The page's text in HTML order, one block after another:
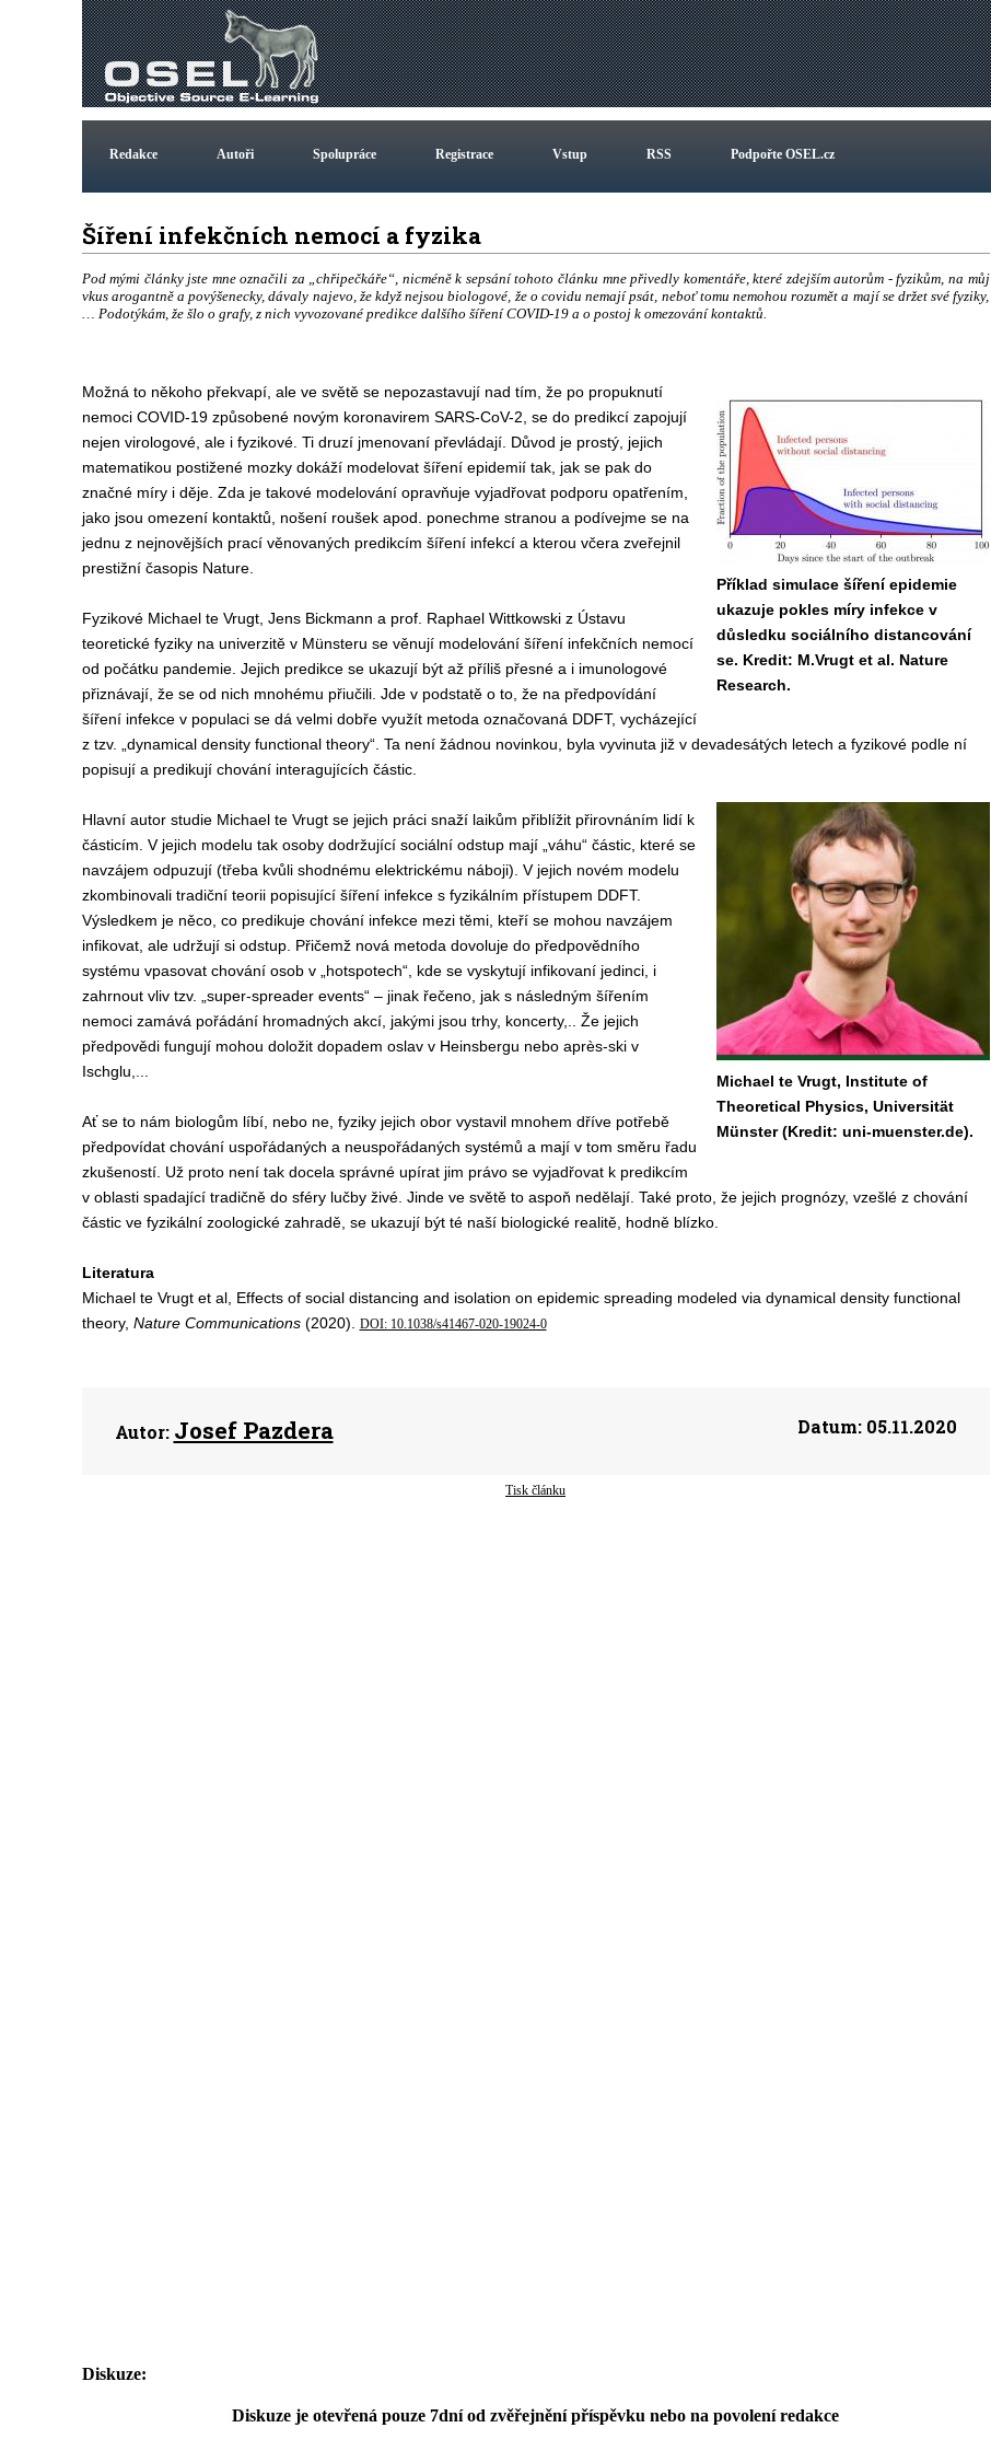
Redakce Autoři Spolupráce Registrace Vstup RSS Podpořte OSEL.cz
Šíření infekčních nemocí a fyzika
Pod mými články jste mne označili za „chřipečkáře“, nicméně k sepsání tohoto článku mne přivedly komentáře, které zdejším autorům - fyzikům, na můj
vkus arogantně a povýšenecky, dávaly najevo, že když nejsou biologové, že o covidu nemají psát, neboť tomu nemohou rozumět a mají se držet své fyziky,
… Podotýkám, že šlo o grafy, z nich vyvozované predikce dalšího šíření COVID-19 a o postoj k omezování kontaktů.
Příklad simulace šíření epidemie
ukazuje pokles míry infekce v
důsledku sociálního distancování
se. Kredit: M.Vrugt et al. Nature
Research.
Možná to někoho překvapí, ale ve světě se nepozastavují nad tím, že po propuknutí
nemoci COVID-19 způsobené novým koronavirem SARS-CoV-2, se do predikcí zapojují
nejen virologové, ale i fyzikové. Ti druzí jmenovaní převládají. Důvod je prostý, jejich
matematikou postižené mozky dokáží modelovat šíření epidemií tak, jak se pak do
značné míry i děje. Zda je takové modelování opravňuje vyjadřovat podporu opatřením,
jako jsou omezení kontaktů, nošení roušek apod. ponechme stranou a podívejme se na
jednu z nejnovějších prací věnovaných predikcím šíření infekcí a kterou včera zveřejnil
prestižní časopis Nature.
Fyzikové Michael te Vrugt, Jens Bickmann a prof. Raphael Wittkowski z Ústavu
teoretické fyziky na univerzitě v Münsteru se věnují modelování šíření infekčních nemocí
od počátku pandemie. Jejich predikce se ukazují být až příliš přesné a iimunologové
přiznávají, že se od nich mnohému přiučili. Jde v podstatě o to, že na předpovídání
šíření infekce v populaci se dá velmi dobře využít metoda označovaná DDFT, vycházející
z tzv. „dynamical density functional theory“. Ta není žádnou novinkou, byla vyvinuta již v devadesátých letech a fyzikové podle ní
popisujía predikujíchování interagujících částic.
Michael te Vrugt, Institute of
Theoretical Physics, Universität
Münster (Kredit: uni-muenster.de).
Hlavní autor studie Michael te Vrugt se jejich práci snaží laikům přiblížit přirovnáním lidí k
částicím. V jejich modelu tak osoby dodržující sociální odstupmají „váhu“ částic, které se
navzájem odpuzují (třeba kvůli shodnému elektrickému náboji). V jejich novém modelu
zkombinovali tradiční teorii popisující šíření infekce s fyzikálním přístupem DDFT.
Výsledkem je něco, co predikuje chování infekce mezi těmi, kteří se mohou navzájem
infikovat, ale udržují si odstup. Přičemž nová metoda dovoluje do předpovědního
systému vpasovat chování osob v „ hotspotech“, kde se vyskytují infikovaní jedinci, i
zahrnout vliv tzv. „super-spreader events“ – jinak řečeno, jak s následným šířením
nemoci zamává pořádání hromadných akcí, jakými jsou trhy, koncerty,.. Že jejich
předpovědi fungují mohou doložit dopadem oslav v Heinsbergu nebo après-ski v
Ischglu,...
Ať se to nám biologům líbí, nebo ne, fyziky jejich obor vystavil mnohem dříve potřebě
předpovídat chování uspořádaných a neuspořádaných systémů a mají v tom směru řadu
zkušeností. Už proto není tak docela správné upírat jim právo se vyjadřovat kpredikcím
v oblastispadající tradičně do sféry lučby živé. Jinde ve světě to aspoň nedělají. Také proto, že jejich prognózy, vzešlé z chování
částic ve fyzikálnízoologické zahradě, se ukazují být té naší biologické realitě, hodně blízko.
Literatura
Michael te Vrugt et al, Effects of social distancing and isolation on epidemic spreading modeled via dynamical density functional
theory, Nature Communications(2020). DOI: 10.1038/s41467-020-19024-0
Autor: Josef Pazdera Datum:05.11.2020
Tisk článku
Diskuze:
Diskuze je otevřená pouze 7dní od zvěřejnění příspěvku nebo na povolení redakce